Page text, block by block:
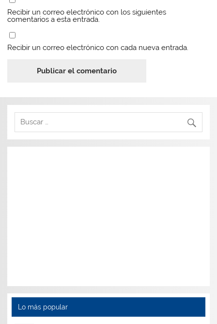
Recibir un correo electrónico con los siguientes
comentarios a esta entrada.
Recibir un correo electrónico con cada nueva entrada.
Lo más popular